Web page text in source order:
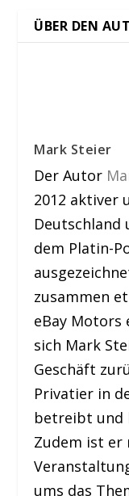
ÜBER DEN
Mark Steier
Der Autor
2012 aktiver
Deutschland
dem Platin-
zusammen
eBay Motors
sich Mark
Geschäft
Privatier in
betreibt und
Zudem ist er
ums das